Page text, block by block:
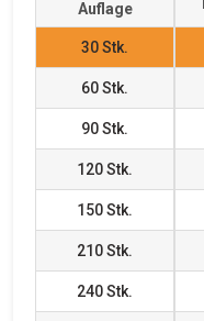
Auflage
30Stk.
60Stk.
90Stk.
120Stk.
150Stk.
210Stk.
240Stk.